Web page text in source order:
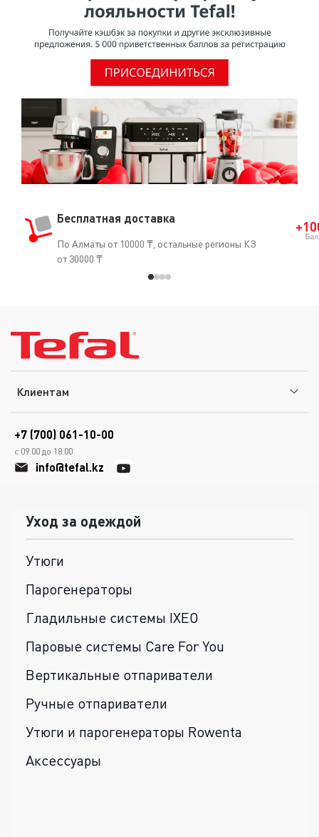
Бесплатная доставка
По Алматы от 10000 ₸, остальные регионы КЗ
от 30000 ₸
Клиентам
+7 (700) 061-10-00
с 09.00 до 18.00
info@tefal.kz
Уход за одеждой
Утюги
Парогенераторы
Гладильные системы IXEO
Паровые системы Care For You
Вертикальные отпариватели
Ручные отпариватели
Утюги и парогенераторы Rowenta
Аксессуары